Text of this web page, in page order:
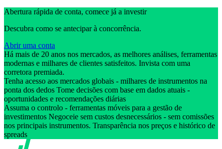
Abertura rápida de conta, comece já a investir
Descubra como se antecipar à concorrência.
Abrir uma conta
Há mais de 20 anos nos mercados, as melhores análises, ferramentas
modernas e milhares de clientes satisfeitos. Invista com uma
corretora premiada.
Tenha acesso aos mercados globais - milhares de instrumentos na
ponta dos dedos Tome decisões com base em dados atuais -
oportunidades e recomendações diárias
Assuma o controlo - ferramentas móveis para a gestão de
investimentos Negoceie sem custos desnecessários - sem comissões
nos principais instrumentos. Transparência nos preços e histórico de
spreads